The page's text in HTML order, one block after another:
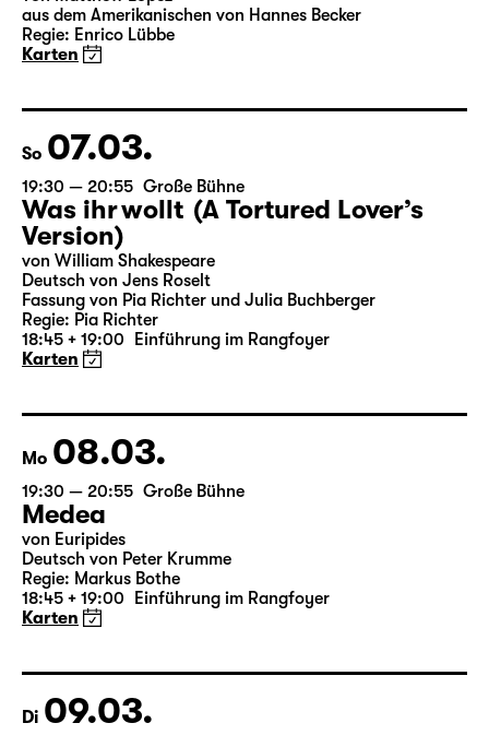
15:00 Große Bühne
Das Vermächtnis
(The Inheritance)
Regie: Enrico Lübbe
Karten
So 07.03.
19:30 — 20:55 Große Bühne
Was ihr wollt (A Tortured Lover’s
Version)
von William Shakespeare
Deutsch von Jens Roselt
18:45 + 19:00 Einführung im Rangfoyer
Karten
Mo 08.03.
19:30 — 20:55 Große Bühne
Medea
von Euripides
18:45 + 19:00 Einführung im Rangfoyer
Karten